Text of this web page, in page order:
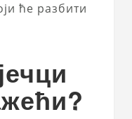
ће разбити